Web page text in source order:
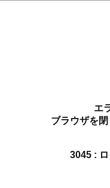
エ
ブラウザを閉
3045 :